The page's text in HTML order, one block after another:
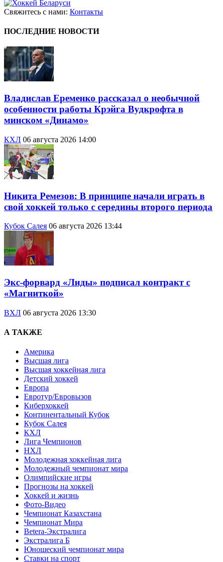
Свяжитесь с нами: Контакты
ПОСЛЕДНИЕ НОВОСТИ
Владислав Еременко рассказал о необычной
особенности работы Крэйга Вудкрофта в
минском «Динамо»
КХЛ 06 августа 2026 14:00
Никита Ремезов: В принципе начали играть в
свой хоккей только с середины второго периода
Кубок Салея 06 августа 2026 13:44
Экс-форвард «Лиды» подписал контракт с
«Магниткой»
ВХЛ 06 августа 2026 13:30
А ТАКЖЕ
Америка
Высшая лига
Высшая хоккейная лига
Детский хоккей
Европа
Евротур/Евровызов
Киберхоккей
Континентальный Кубок
Кубок Салея
КХЛ
Лига Чемпионов
НХЛ
Молодежная хоккейная лига
Молодежный чемпионат мира
Олимпийские игры
Прогнозы на хоккей
Хоккей и жизнь
Фото-Видео
Чемпионат Казахстана
Чемпионат Мира
Betera-Экстралига
Экстралига Б
Юношеский чемпионат мира
Ставки на спорт